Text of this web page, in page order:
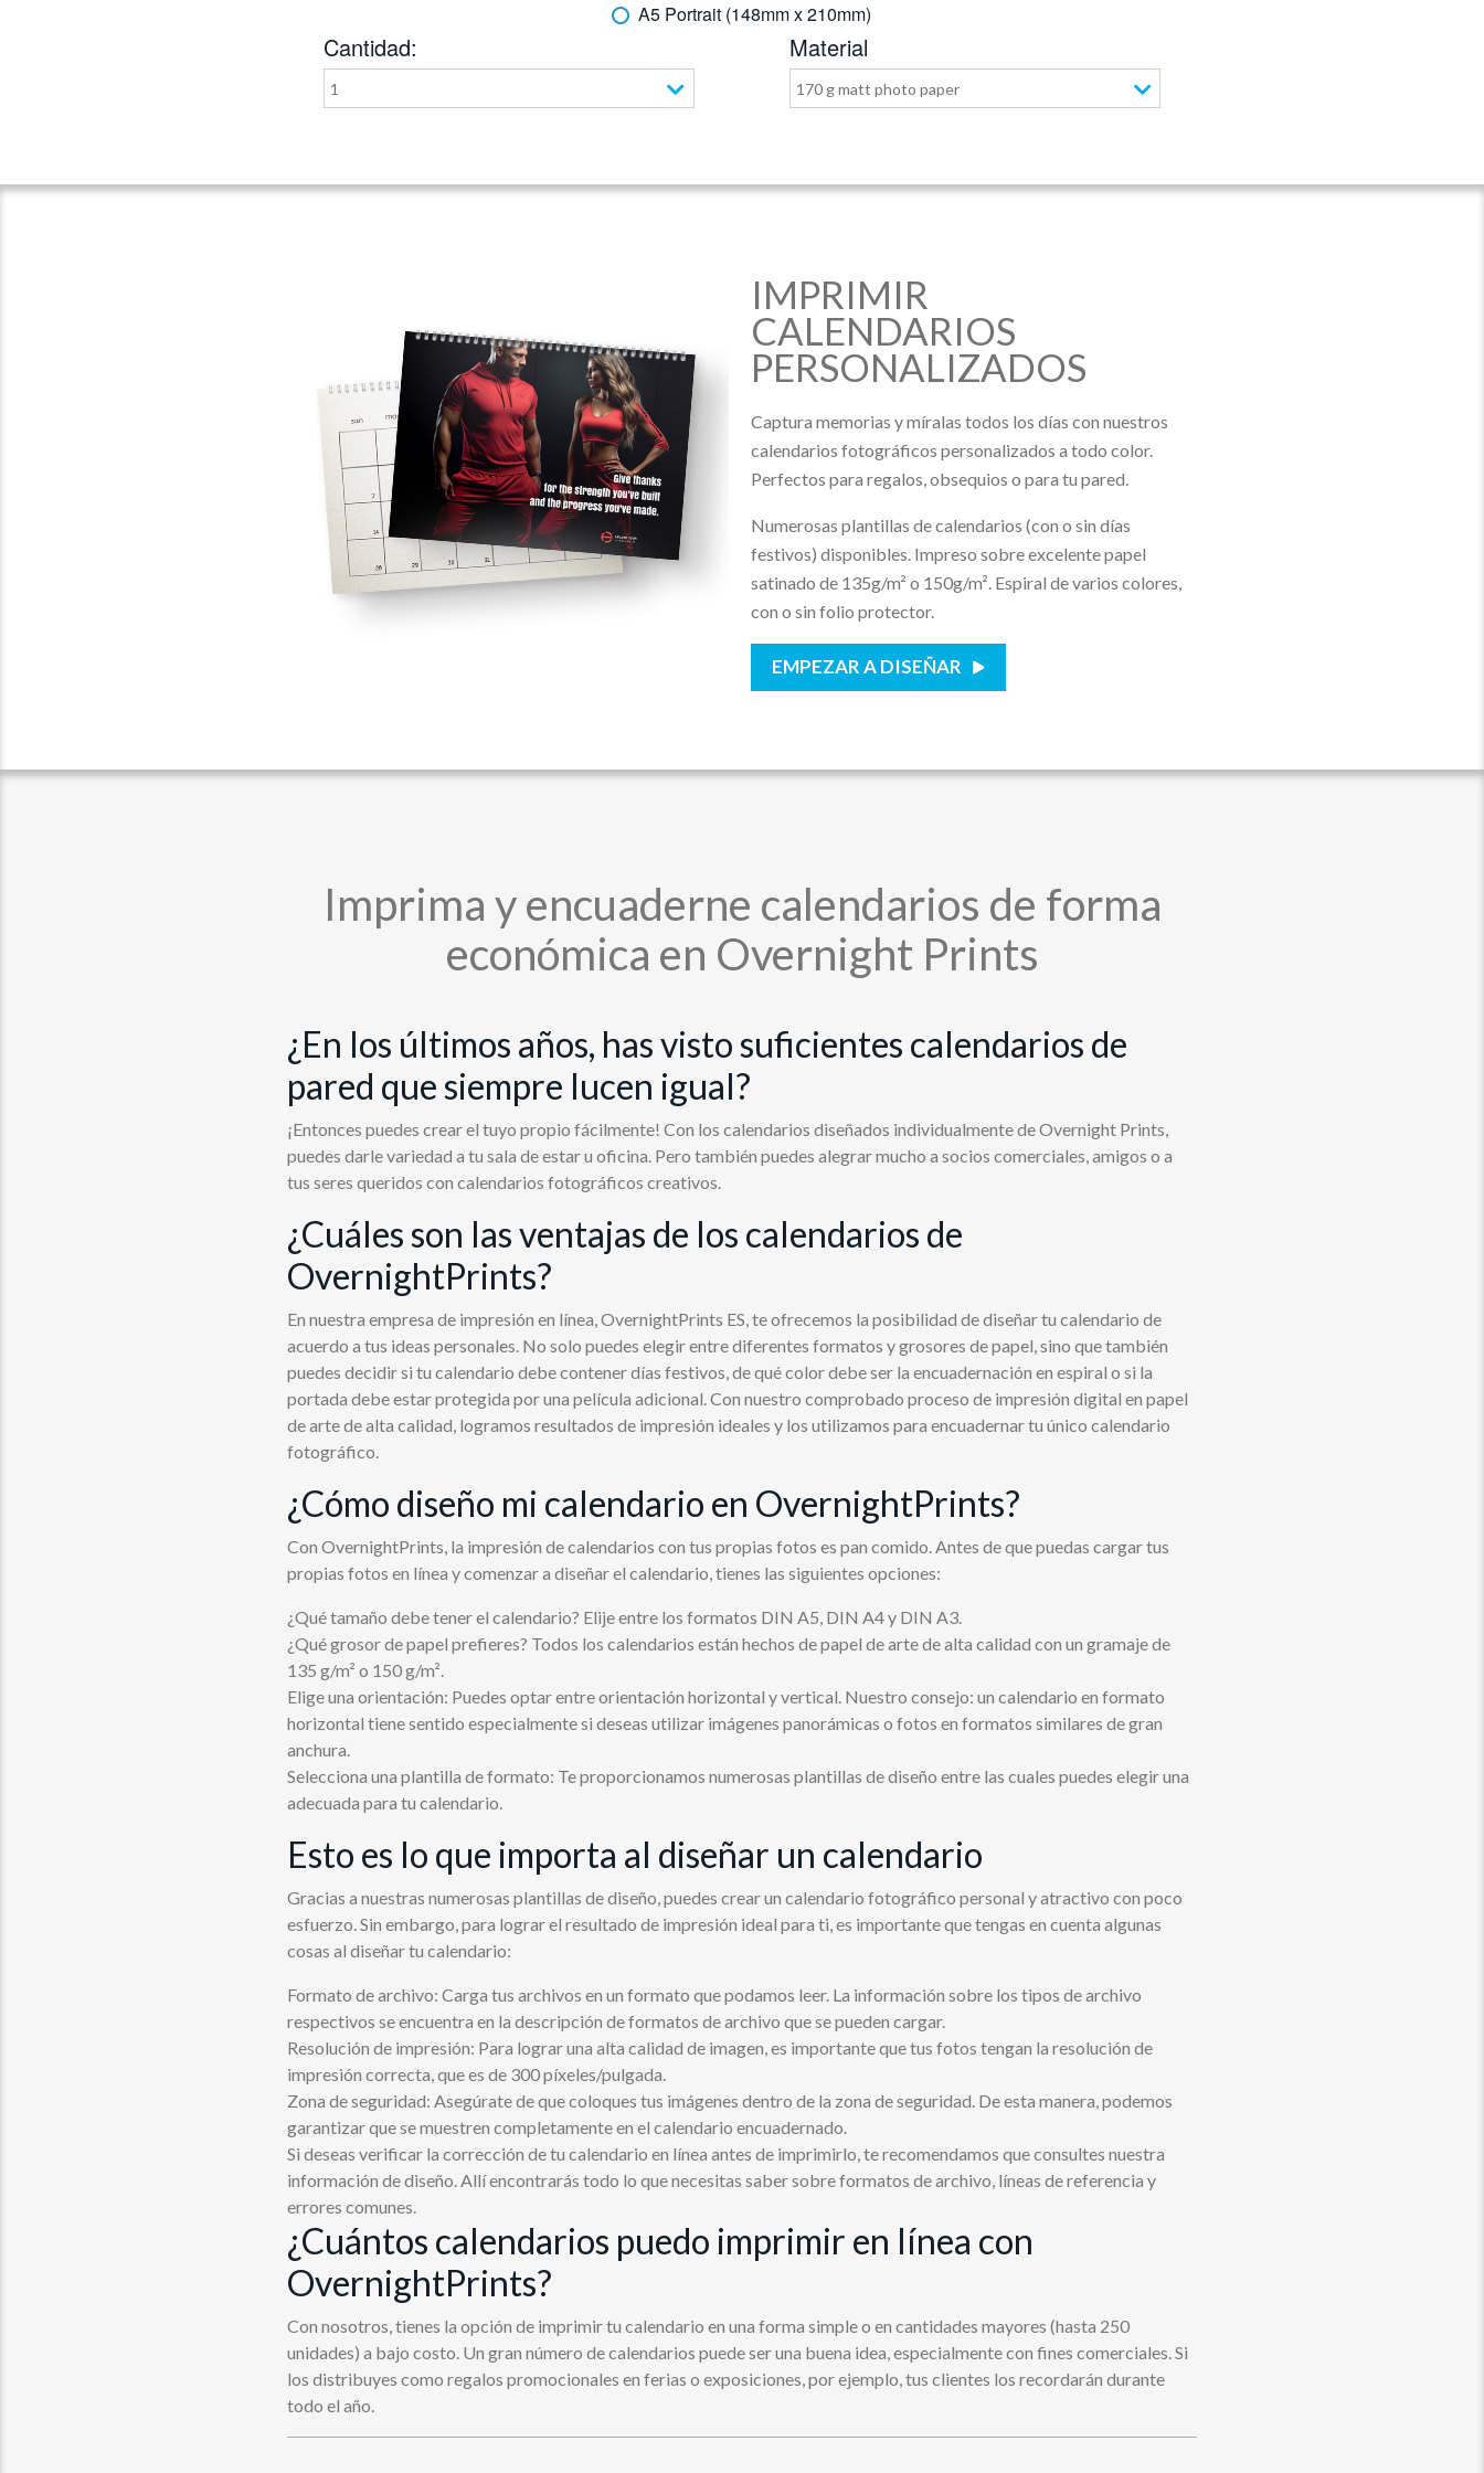
A5 Portrait (148mm x 210mm)
Cantidad:
1
Material
170 g matt photo paper
IMPRIMIR
CALENDARIOS
PERSONALIZADOS
Captura memorias y míralas todos los días con nuestros
calendarios fotográficos personalizados a todo color.
Perfectos para regalos, obsequios o para tu pared.
Numerosas plantillas de calendarios (con o sin días
festivos) disponibles. Impreso sobre excelente papel
satinado de 135g/m² o 150g/m². Espiral de varios colores,
con o sin folio protector.
EMPEZAR A DISEÑAR
Imprima y encuaderne calendarios de forma
económica en Overnight Prints
¿En los últimos años, has visto suficientes calendarios de
pared que siempre lucen igual?
¡Entonces puedes crear el tuyo propio fácilmente! Con los calendarios diseñados individualmente de Overnight Prints,
puedes darle variedad a tu sala de estar u oficina. Pero también puedes alegrar mucho a socios comerciales, amigos o a
tus seres queridos con calendarios fotográficos creativos.
¿Cuáles son las ventajas de los calendarios de
OvernightPrints?
En nuestra empresa de impresión en línea, OvernightPrints ES, te ofrecemos la posibilidad de diseñar tu calendario de
acuerdo a tus ideas personales. No solo puedes elegir entre diferentes formatos y grosores de papel, sino que también
puedes decidir si tu calendario debe contener días festivos, de qué color debe ser la encuadernación en espiral o si la
portada debe estar protegida por una película adicional. Con nuestro comprobado proceso de impresión digital en papel
de arte de alta calidad, logramos resultados de impresión ideales y los utilizamos para encuadernar tu único calendario
fotográfico.
¿Cómo diseño mi calendario en OvernightPrints?
Con OvernightPrints, la impresión de calendarios con tus propias fotos es pan comido. Antes de que puedas cargar tus
propias fotos en línea y comenzar a diseñar el calendario, tienes las siguientes opciones:
¿Qué tamaño debe tener el calendario? Elije entre los formatos DIN A5, DIN A4 y DIN A3.
¿Qué grosor de papel prefieres? Todos los calendarios están hechos de papel de arte de alta calidad con un gramaje de
135 g/m² o 150 g/m².
Elige una orientación: Puedes optar entre orientación horizontal y vertical. Nuestro consejo: un calendario en formato
horizontal tiene sentido especialmente si deseas utilizar imágenes panorámicas o fotos en formatos similares de gran
anchura.
Selecciona una plantilla de formato: Te proporcionamos numerosas plantillas de diseño entre las cuales puedes elegir una
adecuada para tu calendario.
Esto es lo que importa al diseñar un calendario
Gracias a nuestras numerosas plantillas de diseño, puedes crear un calendario fotográfico personal y atractivo con poco
esfuerzo. Sin embargo, para lograr el resultado de impresión ideal para ti, es importante que tengas en cuenta algunas
cosas al diseñar tu calendario:
Formato de archivo: Carga tus archivos en un formato que podamos leer. La información sobre los tipos de archivo
respectivos se encuentra en la descripción de formatos de archivo que se pueden cargar.
Resolución de impresión: Para lograr una alta calidad de imagen, es importante que tus fotos tengan la resolución de
impresión correcta, que es de 300 píxeles/pulgada.
Zona de seguridad: Asegúrate de que coloques tus imágenes dentro de la zona de seguridad. De esta manera, podemos
garantizar que se muestren completamente en el calendario encuadernado.
Si deseas verificar la corrección de tu calendario en línea antes de imprimirlo, te recomendamos que consultes nuestra
información de diseño. Allí encontrarás todo lo que necesitas saber sobre formatos de archivo, líneas de referencia y
errores comunes.
¿Cuántos calendarios puedo imprimir en línea con
OvernightPrints?
Con nosotros, tienes la opción de imprimir tu calendario en una forma simple o en cantidades mayores (hasta 250
unidades) a bajo costo. Un gran número de calendarios puede ser una buena idea, especialmente con fines comerciales. Si
los distribuyes como regalos promocionales en ferias o exposiciones, por ejemplo, tus clientes los recordarán durante
todo el año.